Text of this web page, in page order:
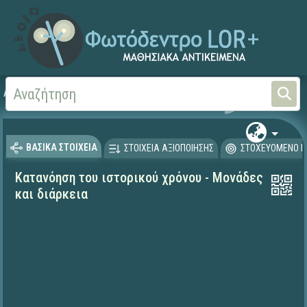
Αρχική Θεματικές
ΒΑΣΙΚΑ ΣΤΟΙΧΕΙΑ ΣΤΟΙΧΕΙΑ ΑΞΙΟΠΟΙΗΣΗΣ ΣΤΟΧΕΥΟΜΕΝΟ
Κατανόηση του ιστορικού χρόνου - Μονάδες
και διάρκεια